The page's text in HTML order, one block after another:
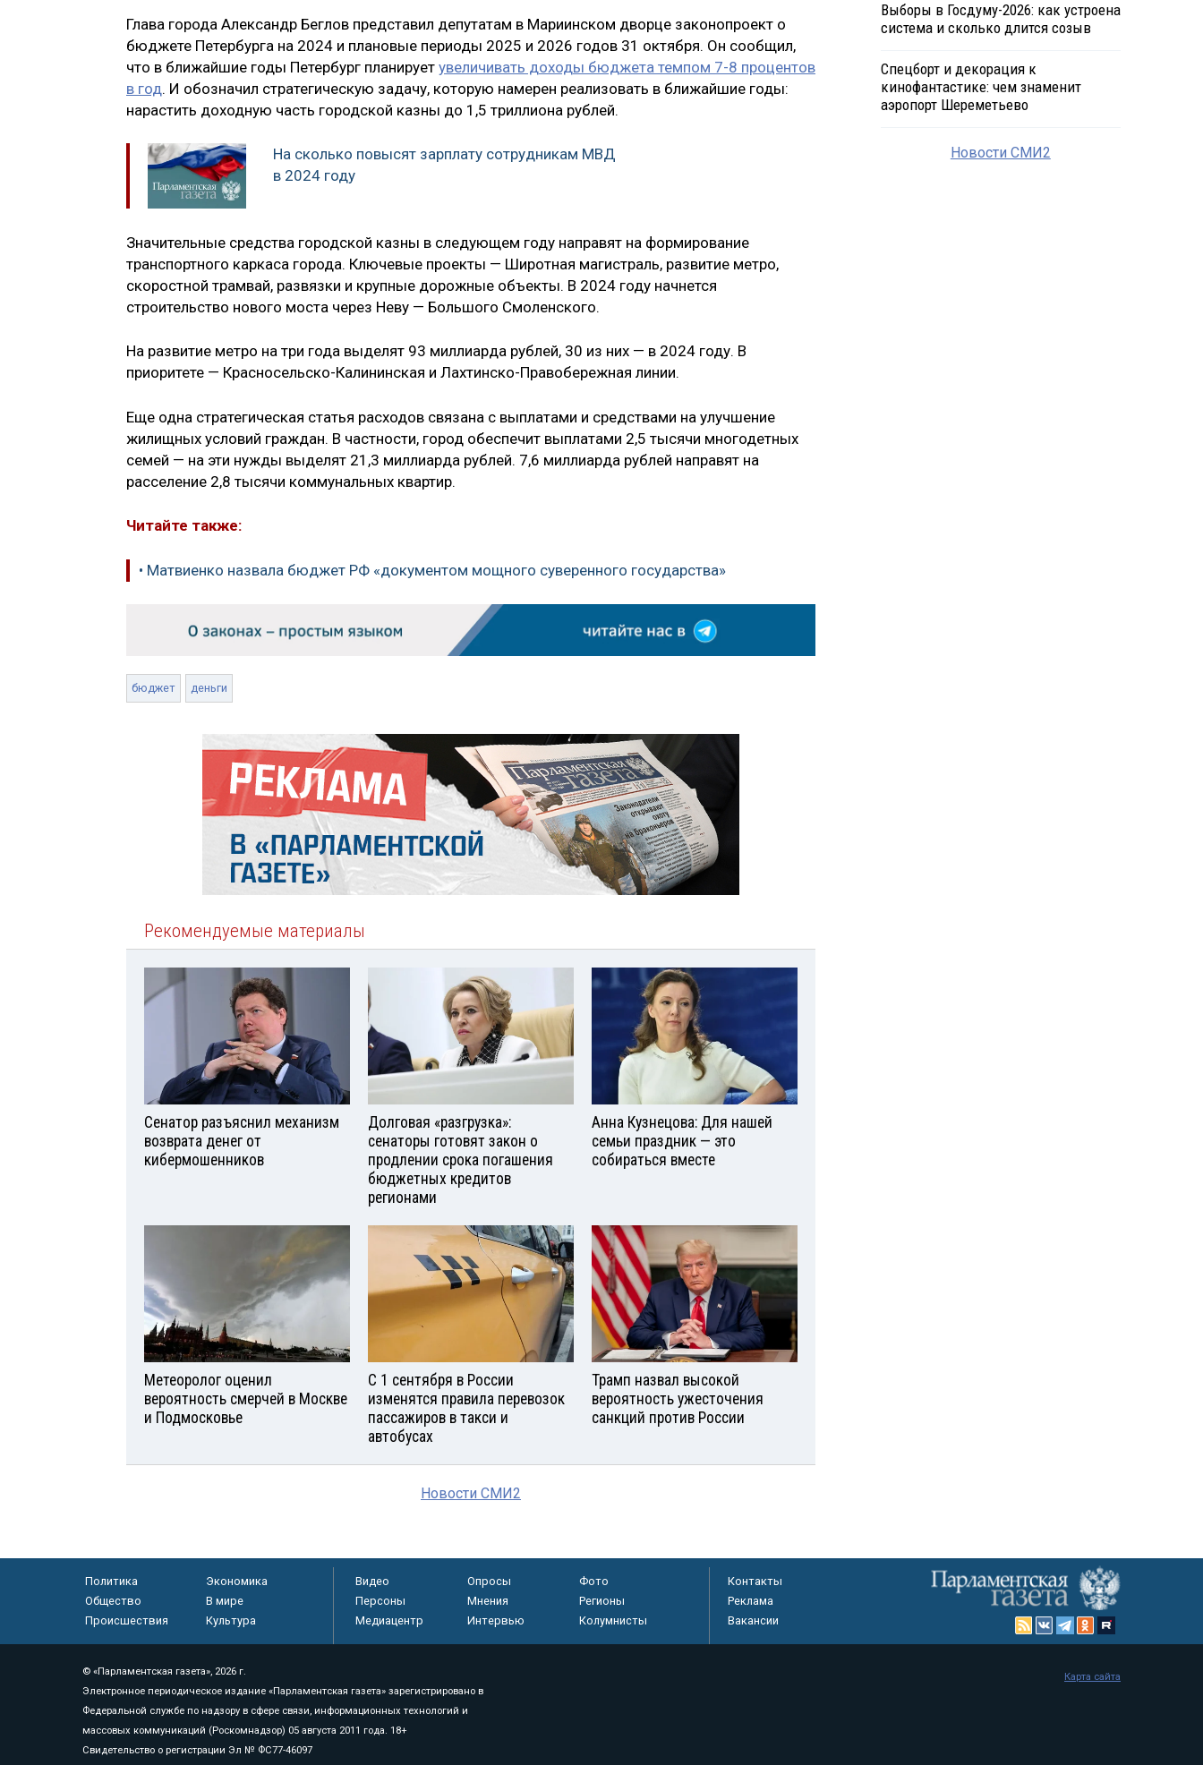
Глава города Александр Беглов представил депутатам в Мариинском дворце законопроект о
бюджете Петербурга на 2024 и плановые периоды 2025 и 2026 годов 31 октября. Он сообщил,
что в ближайшие годы Петербург планирует увеличивать доходы бюджета темпом 7-8 процентов
в год. И обозначил стратегическую задачу, которую намерен реализовать в ближайшие годы:
нарастить доходную часть городской казны до 1,5 триллиона рублей.
На сколько повысят зарплату сотрудникам МВД
в 2024 году
Значительные средства городской казны в следующем году направят на формирование
транспортного каркаса города. Ключевые проекты — Широтная магистраль, развитие метро,
скоростной трамвай, развязки и крупные дорожные объекты. В 2024 году начнется
строительство нового моста через Неву — Большого Смоленского.
На развитие метро на три года выделят 93 миллиарда рублей, 30 из них — в 2024 году. В
приоритете — Красносельско-Калининская и Лахтинско-Правобережная линии.
Еще одна стратегическая статья расходов связана с выплатами и средствами на улучшение
жилищных условий граждан. В частности, город обеспечит выплатами 2,5 тысячи многодетных
семей — на эти нужды выделят 21,3 миллиарда рублей. 7,6 миллиарда рублей направят на
расселение 2,8 тысячи коммунальных квартир.
Читайте также:
• Матвиенко назвала бюджет РФ «документом мощного суверенного государства»
бюджет деньги
Рекомендуемые материалы
Сенатор разъяснил механизм
возврата денег от
кибермошенников
Долговая «разгрузка»:
сенаторы готовят закон о
продлении срока погашения
бюджетных кредитов
регионами
Анна Кузнецова: Для нашей
семьи праздник — это
собираться вместе
Метеоролог оценил
вероятность смерчей в Москве
и Подмосковье
С 1 сентября в России
изменятся правила перевозок
пассажиров в такси и
автобусах
Трамп назвал высокой
вероятность ужесточения
санкций против России
Новости СМИ2
Выборы в Госдуму-2026: как устроена
система и сколько длится созыв
Спецборт и декорация к
кинофантастике: чем знаменит
аэропорт Шереметьево
Новости СМИ2
Политика
Экономика
Общество
В мире
Происшествия
Культура
Видео Опросы
Фото
Персоны
Мнения
Регионы
Медиацентр
Интервью Колумнисты
Контакты
Реклама
Вакансии
© «Парламентская газета», 2026 г.
Электронное периодическое издание «Парламентская газета» зарегистрировано в
Федеральной службе по надзору в сфере связи, информационных технологий и
массовых коммуникаций (Роскомнадзор) 05 августа 2011 года. 18+
Свидетельство о регистрации Эл № ФС77-46097
Карта сайта